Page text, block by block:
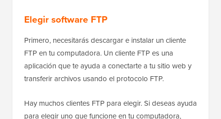
Elegir software FTP
Primero, necesitarás descargar e instalar un cliente
FTP en tu computadora. Un cliente FTP es una
aplicación que te ayuda a conectarte a tu sitio web y
transferir archivos usando el protocolo FTP.
Hay muchos clientes FTP para elegir. Si deseas ayuda
para elegir uno que funcione en tu computadora,